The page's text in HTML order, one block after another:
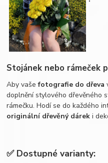
Stojánek nebo rámeček
Aby vašefotografie do dřeva
doplnění stylového dřevěného
rámečku. Hodí se do každého
originální dřevěný dárek i
✅ Dostupné varianty: